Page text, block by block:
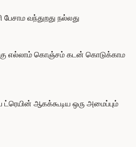
பேசாம வந்துறது நல்லது
எல்லாம் கொஞ்சம் கடன் கொடுக்காம
ஆகக்கூடிய ஒரு அமைப்பும்